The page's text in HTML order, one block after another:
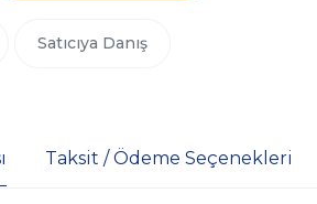
Satıcıya Danış
Taksit / Ödeme Seçenekleri